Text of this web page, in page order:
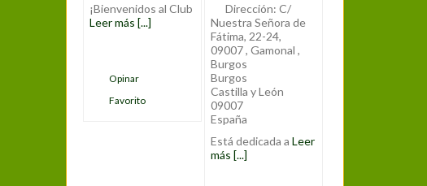
¡Bienvenidos al Club
Leer más [...]
Opinar
Favorito
Dirección: C/
Nuestra Señora de
Fátima, 22-24,
09007 , Gamonal ,
Burgos
Burgos
Castilla y León
09007
España
Está dedicada aLeer
más [...]